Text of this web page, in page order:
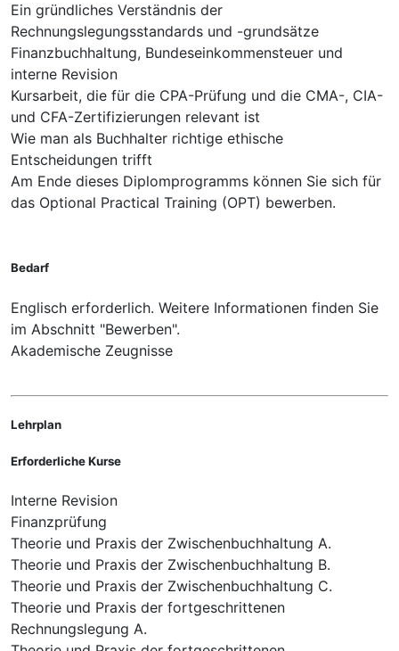
Ein gründliches Verständnis der
Rechnungslegungsstandards und -grundsätze
Finanzbuchhaltung, Bundeseinkommensteuer und
interne Revision
Kursarbeit, die für die CPA-Prüfung und die CMA-, CIA-
und CFA-Zertifizierungen relevant ist
Wie man als Buchhalter richtige ethische
Entscheidungen trifft
Am Ende dieses Diplomprogramms können Sie sich für
das Optional Practical Training (OPT) bewerben.
Bedarf
Englisch erforderlich. Weitere Informationen finden Sie
im Abschnitt "Bewerben".
Akademische Zeugnisse
Lehrplan
Erforderliche Kurse
Interne Revision
Finanzprüfung
Theorie und Praxis der Zwischenbuchhaltung A.
Theorie und Praxis der Zwischenbuchhaltung B.
Theorie und Praxis der Zwischenbuchhaltung C.
Theorie und Praxis der fortgeschrittenen
Rechnungslegung A.